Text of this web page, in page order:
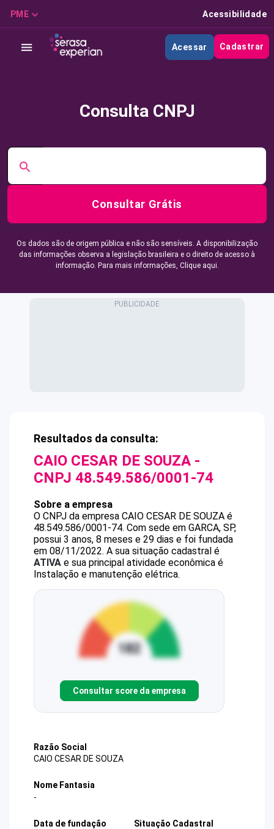
PME Acessibilidade
Acessar Cadastrar
Consulta CNPJ
Consultar Grátis
Os dados são de origem pública e não são sensíveis. A disponibilização
das informações observa a legislação brasileira e o direito de acesso à
informação. Para mais informações, Clique aqui.
Resultados da consulta:
CAIO CESAR DE SOUZA -
CNPJ 48.549.586/0001-74
Sobre a empresa
O CNPJ da empresa CAIO CESAR DE SOUZA é
48.549.586/0001-74. Com sede em GARCA, SP,
possui 3 anos, 8 meses e 29 dias e foi fundada
em 08/11/2022. A sua situação cadastral é
ATIVA e sua principal atividade econômica é
Instalação e manutenção elétrica.
Consultar score da empresa
Razão Social
CAIO CESAR DE SOUZA
Nome Fantasia
-
Data de fundação
Situação Cadastral